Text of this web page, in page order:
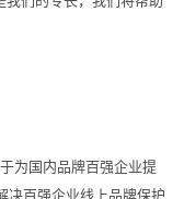
为国内品牌百强企业提
决百强企业线上品牌保护